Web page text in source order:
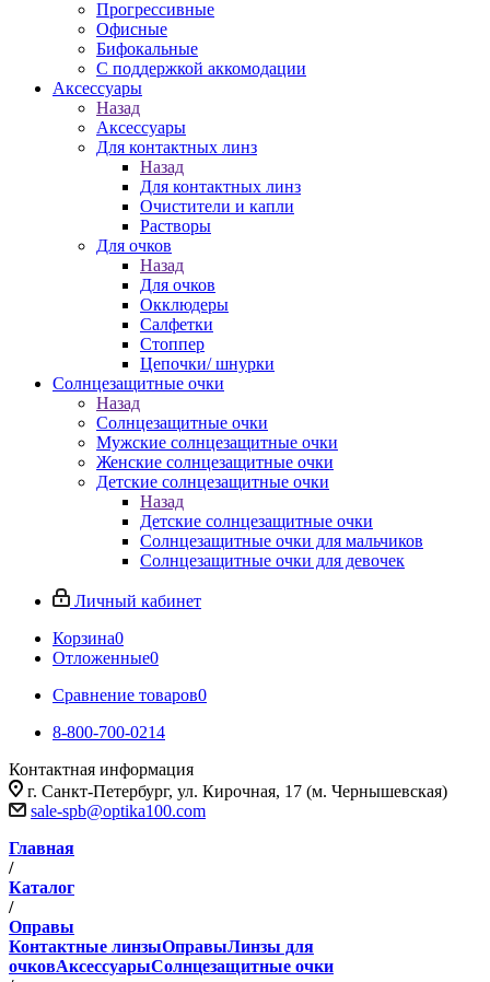
Прогрессивные
Офисные
Бифокальные
С поддержкой аккомодации
Аксессуары
Назад
Аксессуары
Для контактных линз
Назад
Для контактных линз
Очистители и капли
Растворы
Для очков
Назад
Для очков
Окклюдеры
Салфетки
Стоппер
Цепочки/ шнурки
Солнцезащитные очки
Назад
Солнцезащитные очки
Мужские солнцезащитные очки
Женские солнцезащитные очки
Детские солнцезащитные очки
Назад
Детские солнцезащитные очки
Солнцезащитные очки для мальчиков
Солнцезащитные очки для девочек
Личный кабинет
Корзина0
Отложенные0
Сравнение товаров0
8-800-700-0214
Контактная информация
г. Санкт-Петербург, ул. Кирочная, 17 (м. Чернышевская)
sale-spb@optika100.com
Главная
/
Каталог
/
Оправы
Контактные линзыОправыЛинзы для
очковАксессуарыСолнцезащитные очки